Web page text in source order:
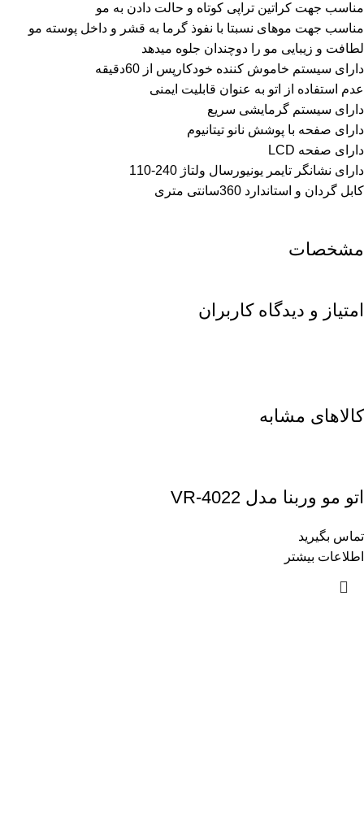
مناسب جهت کراتین تراپی کوتاه و حالت دادن به مو
مناسب جهت موهای نسبتا با نفوذ گرما به قشر و داخل پوسته مو
لطافت و زیبایی مو را دوچندان جلوه میدهد
دارای سیستم خاموش کننده خودکارپس از 60دقیقه
عدم استفاده از اتو به عنوان قابلیت ایمنی
دارای سیستم گرمایشی سریع
دارای صفحه با پوشش نانو تیتانیوم
دارای صفحه LCD
دارای نشانگر تایمر یونیورسال ولتاژ 240-110
کابل گردان و استاندارد 360سانتی متری
مشخصات
امتیاز و دیدگاه کاربران
کالاهای مشابه
اتو مو وربنا مدل VR-4022
تماس بگیرید
اطلاعات بیشتر